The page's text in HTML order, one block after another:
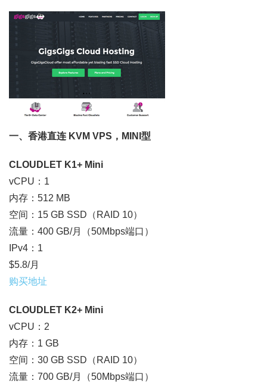
一、香港直连 KVM VPS，MINI型
CLOUDLET K1+ Mini
vCPU：1
内存：512 MB
空间：15 GB SSD（RAID 10）
流量：400 GB/月（50Mbps端口）
IPv4：1
$5.8/月
购买地址
CLOUDLET K2+ Mini
vCPU：2
内存：1 GB
空间：30 GB SSD（RAID 10）
流量：700 GB/月（50Mbps端口）